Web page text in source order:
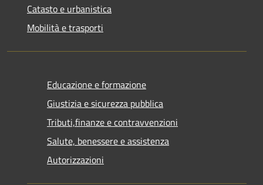
Catasto e urbanistica
Mobilità e trasporti
Educazione e formazione
Giustizia e sicurezza pubblica
Tributi,finanze e contravvenzioni
Salute, benessere e assistenza
Autorizzazioni